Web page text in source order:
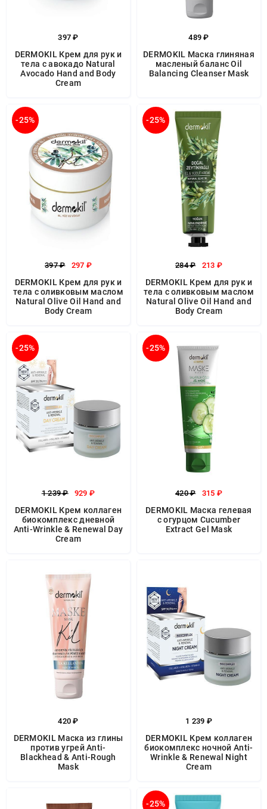
397 ₽
DERMOKIL Крем для рук и
тела с авокадо Natural
Avocado Hand and Body
Cream
489 ₽
DERMOKIL Маска глиняная
масленый баланс Oil
Balancing Cleanser Mask
-25%
397 ₽ 297 ₽
DERMOKIL Крем для рук и
тела с оливковым маслом
Natural Olive Oil Hand and
Body Cream
-25%
284 ₽ 213 ₽
DERMOKIL Крем для рук и
тела с оливковым маслом
Natural Olive Oil Hand and
Body Cream
-25%
1 239 ₽ 929 ₽
DERMOKIL Крем коллаген
биокомплекс дневной
Anti-Wrinkle & Renewal Day
Cream
-25%
420 ₽ 315 ₽
DERMOKIL Маска гелевая
с огурцом Cucumber
Extract Gel Mask
420 ₽
DERMOKIL Маска из глины
против угрей Anti-
Blackhead & Anti-Rough
Mask
1 239 ₽
DERMOKIL Крем коллаген
биокомплекс ночной Anti-
Wrinkle & Renewal Night
Cream
-25%